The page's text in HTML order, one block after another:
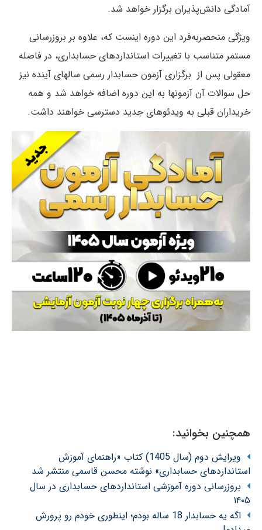
آمادگی دانش‌پذیران برگزار خواهد شد.
ویژگی منحصربه‌فرد این دوره اینست که، علاوه بر بروزرسانی
مستمر متناسب با تغییرات استانداردهای حسابداری، در فاصله
معقولی پس از برگزاری آزمون حسابدار رسمی سالهای آینده نیز
حل سوالات آن آزمونها به این دوره اضافه خواهد شد و همه
خریداران قبلی به ویدئوهای جدید دسترسی خواهند داشت.
همچنین بخوانید:
ویرایش دوم (سال 1405) کتاب «راهنمای آموزش
استانداردهای حسابداری» نوشته محسن قاسمی منتشر شد
بروزرسانی دوره آموزشی استانداردهای حسابداری در سال
۱۴۰۵
اگه یه حسابدار 18 ساله بودم؛ اینطوری خودم رو پرورش